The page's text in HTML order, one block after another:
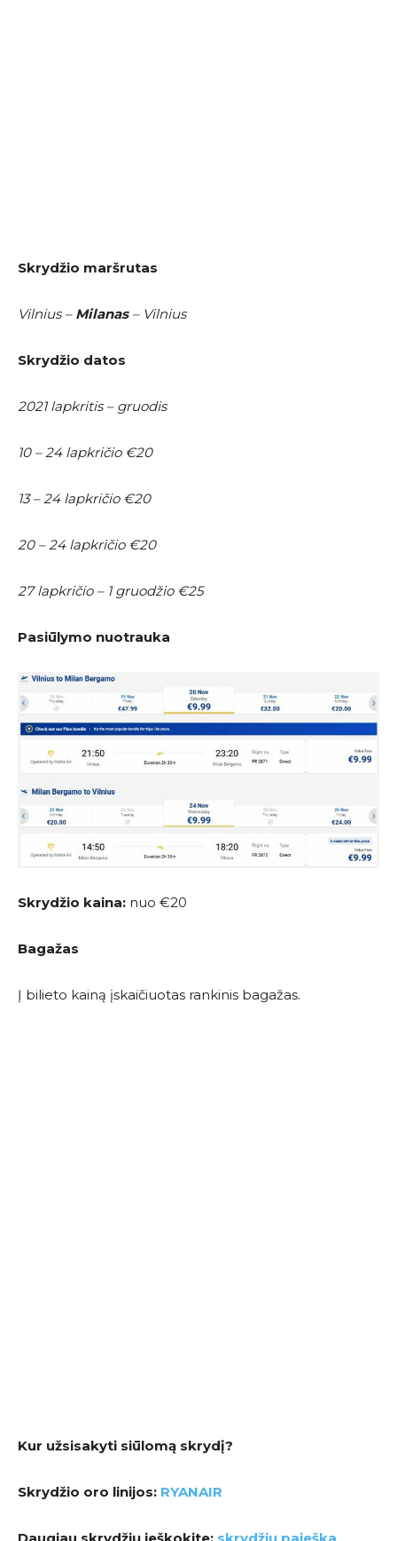
Skrydžio maršrutas
Vilnius – Milanas – Vilnius
Skrydžio datos
2021 lapkritis – gruodis
10 – 24 lapkričio €20
13 – 24 lapkričio €20
20 – 24 lapkričio €20
27 lapkričio – 1 gruodžio €25
Pasiūlymo nuotrauka
Skrydžio kaina: nuo €20
Bagažas
Į bilieto kainą įskaičiuotas rankinis bagažas.
Kur užsisakyti siūlomą skrydį?
Skrydžio oro linijos: RYANAIR